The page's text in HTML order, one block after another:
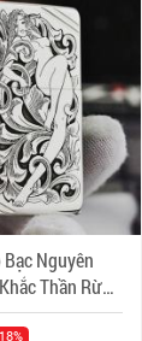
Nguyên
Thần Rừng